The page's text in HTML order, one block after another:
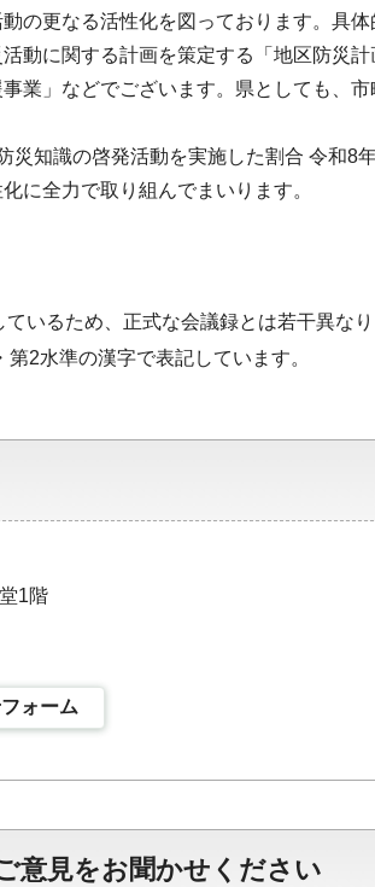
の更なる活性化を図っております。具体
動に関する計画を策定する「地区防災計
業」などでございます。県としても、
知識の啓発活動を実施した割合 令和8
に全力で取り組んでまいります。
いるため、正式な会議録とは若干異なり
2水準の漢字で表記しています。
1階
ォーム
意見をお聞かせください